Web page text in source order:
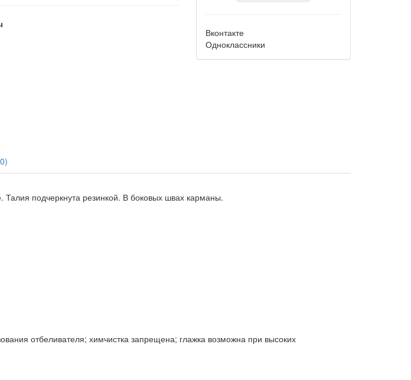
Вконтакте
Одноклассники
подчеркнута резинкой. В боковых швах карманы.
отбеливателя; химчистка запрещена; глажка возможна при высоких